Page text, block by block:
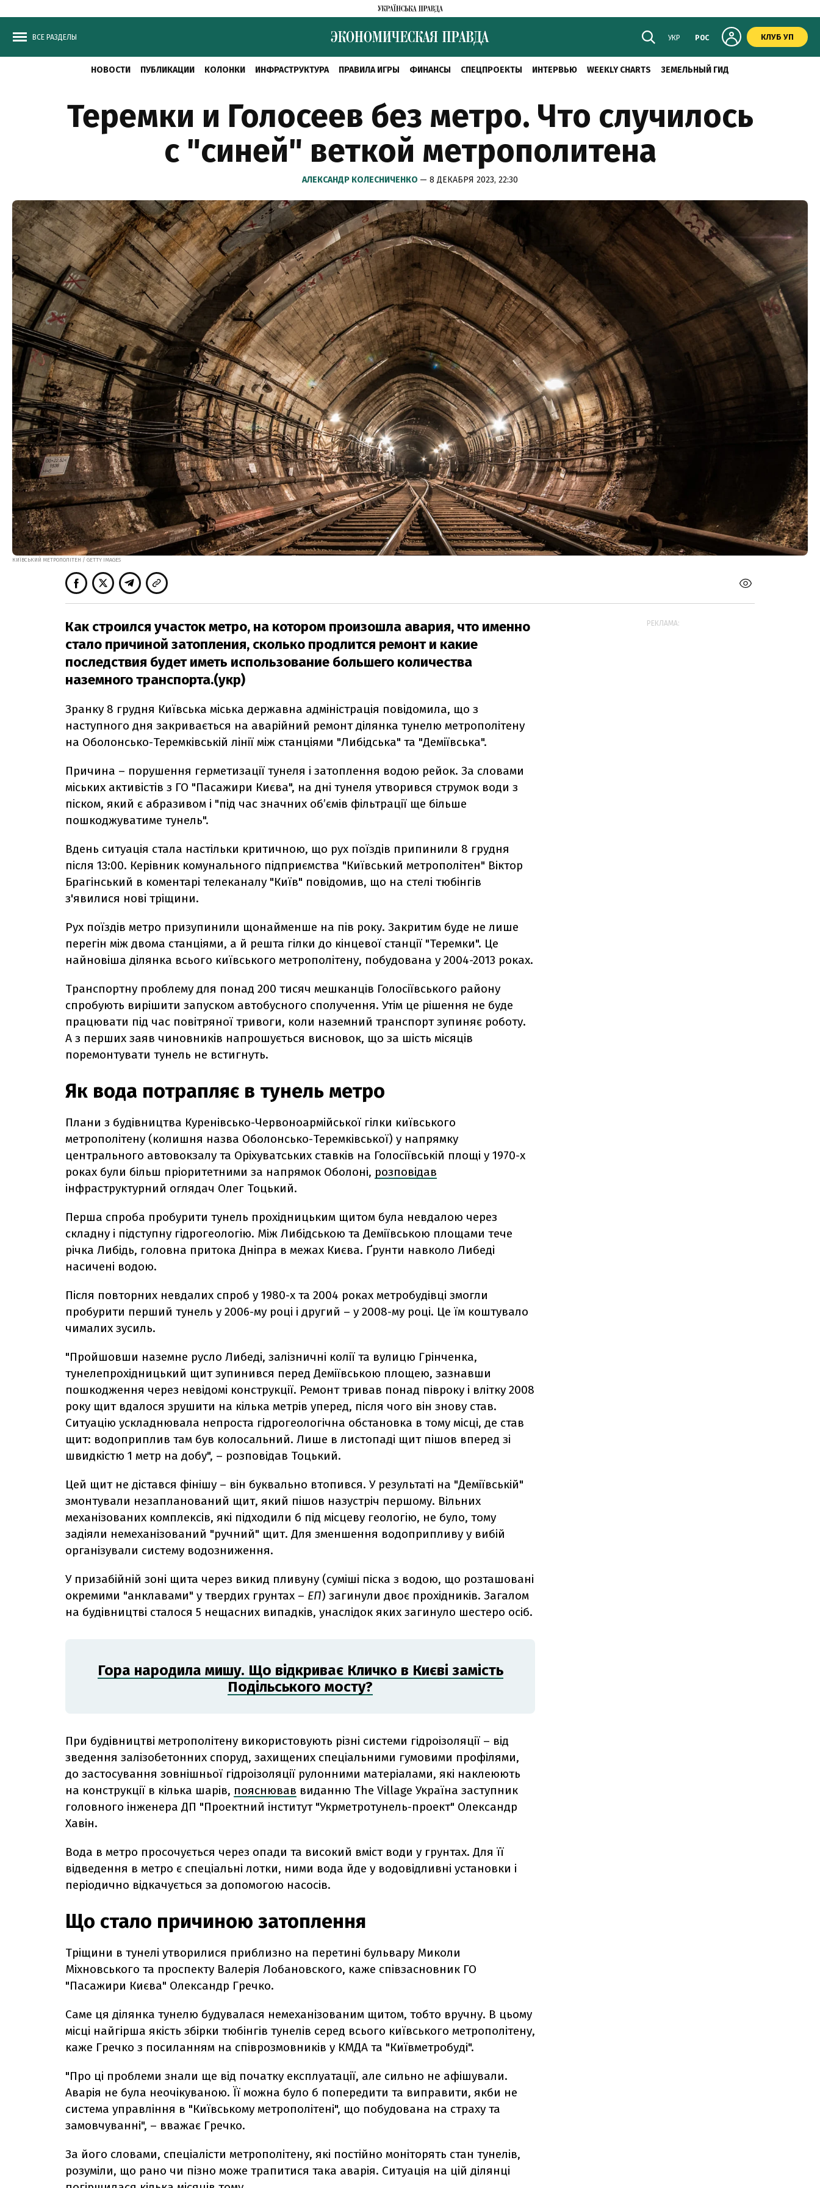
ВСЕ РАЗДЕЛЫ УКР РОС КЛУБ УП
НОВОСТИ ПУБЛИКАЦИИ КОЛОНКИ ИНФРАСТРУКТУРА ПРАВИЛА ИГРЫ ФИНАНСЫ СПЕЦПРОЕКТЫ ИНТЕРВЬЮ WEEKLY CHARTS ЗЕМЕЛЬНЫЙ ГИД
Теремки и Голосеев без метро. Что случилось
с "синей" веткой метрополитена
АЛЕКСАНДР КОЛЕСНИЧЕНКО — 8 ДЕКАБРЯ 2023, 22:30
КИЇВСЬКИЙ МЕТРОПОЛІТЕН / GETTY IMAGES
Как строился участок метро, на котором произошла авария, что именно
стало причиной затопления, сколько продлится ремонт и какие
последствия будет иметь использование большего количества
наземного транспорта.(укр)
Зранку 8 грудня Київська міська державна адміністрація повідомила, що з
наступного дня закривається на аварійний ремонт ділянка тунелю метрополітену
на Оболонсько-Теремківській лінії між станціями "Либідська" та "Деміївська".
Причина – порушення герметизації тунеля і затоплення водою рейок. За словами
міських активістів з ГО "Пасажири Києва", на дні тунеля утворився струмок води з
піском, який є абразивом і "під час значних об’ємів фільтрації ще більше
пошкоджуватиме тунель".
Вдень ситуація стала настільки критичною, що рух поїздів припинили 8 грудня
після 13:00. Керівник комунального підприємства "Київський метрополітен" Віктор
Брагінський в коментарі телеканалу "Київ" повідомив, що на стелі тюбінгів
з'явилися нові тріщини.
Рух поїздів метро призупинили щонайменше на пів року. Закритим буде не лише
перегін між двома станціями, а й решта гілки до кінцевої станції "Теремки". Це
найновіша ділянка всього київського метрополітену, побудована у 2004-2013 роках.
Транспортну проблему для понад 200 тисяч мешканців Голосіївського району
спробують вирішити запуском автобусного сполучення. Утім це рішення не буде
працювати під час повітряної тривоги, коли наземний транспорт зупиняє роботу.
А з перших заяв чиновників напрошується висновок, що за шість місяців
поремонтувати тунель не встигнуть.
Як вода потрапляє в тунель метро
Плани з будівництва Куренівсько-Червоноармійської гілки київського
метрополітену (колишня назва Оболонсько-Теремківської) у напрямку
центрального автовокзалу та Оріхуватських ставків на Голосіївській площі у 1970-х
роках були більш пріоритетними за напрямок Оболоні, розповідав
інфраструктурний оглядач Олег Тоцький.
Перша спроба пробурити тунель прохідницьким щитом була невдалою через
складну і підступну гідрогеологію. Між Либідською та Деміївською площами тече
річка Либідь, головна притока Дніпра в межах Києва. Ґрунти навколо Либеді
насичені водою.
Після повторних невдалих спроб у 1980-х та 2004 роках метробудівці змогли
пробурити перший тунель у 2006-му році і другий – у 2008-му році. Це їм коштувало
чималих зусиль.
"Пройшовши наземне русло Либеді, залізничні колії та вулицю Грінченка,
тунелепрохідницький щит зупинився перед Деміївською площею, зазнавши
пошкодження через невідомі конструкції. Ремонт тривав понад півроку і влітку 2008
року щит вдалося зрушити на кілька метрів уперед, після чого він знову став.
Ситуацію ускладнювала непроста гідрогеологічна обстановка в тому місці, де став
щит: водоприплив там був колосальний. Лише в листопаді щит пішов вперед зі
швидкістю 1 метр на добу", – розповідав Тоцький.
Цей щит не дістався фінішу – він буквально втопився. У результаті на "Деміївській"
змонтували незапланований щит, який пішов назустріч першому. Вільних
механізованих комплексів, які підходили б під місцеву геологію, не було, тому
задіяли немеханізований "ручний" щит. Для зменшення водоприпливу у вибій
організували систему водозниження.
У призабійній зоні щита через викид пливуну (суміші піска з водою, що розташовані
окремими "анклавами" у твердих грунтах – ЕП) загинули двоє прохідників. Загалом
на будівництві сталося 5 нещасних випадків, унаслідок яких загинуло шестеро осіб.
Гора народила мишу. Що відкриває Кличко в Києві замість
Подільського мосту?
При будівництві метрополітену використовують різні системи гідроізоляції – від
зведення залізобетонних споруд, захищених спеціальними гумовими профілями,
до застосування зовнішньої гідроізоляції рулонними матеріалами, які наклеюють
на конструкції в кілька шарів, пояснював виданню The Village Україна заступник
головного інженера ДП "Проектний інститут "Укрметротунель-проект" Олександр
Хавін.
Вода в метро просочується через опади та високий вміст води у грунтах. Для її
відведення в метро є спеціальні лотки, ними вода йде у водовідливні установки і
періодично відкачується за допомогою насосів.
Що стало причиною затоплення
Тріщини в тунелі утворилися приблизно на перетині бульвару Миколи
Міхновського та проспекту Валерія Лобановского, каже співзасновник ГО
"Пасажири Києва" Олександр Гречко.
Саме ця ділянка тунелю будувалася немеханізованим щитом, тобто вручну. В цьому
місці найгірша якість збірки тюбінгів тунелів серед всього київського метрополітену,
каже Гречко з посиланням на співрозмовників у КМДА та "Київметробуді".
"Про ці проблеми знали ще від початку експлуатації, але сильно не афішували.
Аварія не була неочікуваною. Її можна було б попередити та виправити, якби не
система управління в "Київському метрополітені", що побудована на страху та
замовчуванні", – вважає Гречко.
За його словами, спеціалісти метрополітену, які постійно моніторять стан тунелів,
розуміли, що рано чи пізно може трапитися така аварія. Ситуація на цій ділянці
РЕКЛАМА: